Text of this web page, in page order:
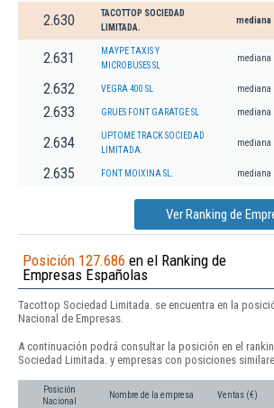
2.630
TACOTTOP SOCIEDAD
LIMITADA.
mediana
2.631
MAYPE TAXIS Y
MICROBUSES SL
mediana
2.632 VEGRA 400 SL mediana
2.633 GRUES FONT GARATGE SL mediana
2.634
UPTOME TRACK SOCIEDAD
LIMITADA.
mediana
2.635 FONT MOIXINA SL. mediana
Ver Ranking de
Posición 127.686 en el Ranking de
Empresas Españolas
Tacottop Sociedad Limitada. se encuentra en la
Nacional de Empresas.
A continuación podrá consultar la posición en el
Sociedad Limitada. y empresas con posiciones
Posición
Nacional
Nombre de la empresa Ventas (€)